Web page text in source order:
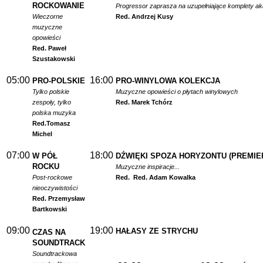
ROCKOWANIE
Wieczorne
muzyczne
opowieści
Red. Paweł
Szustakowski
Progressor zaprasza na uzupełniające komplety
Red. Andrzej Kusy
05:00 PRO-POLSKIE
Tylko polskie
zespoły, tylko
polska muzyka
Red.Tomasz
Michel
16:00 PRO-WINYLOWA KOLEKCJA
Muzyczne opowieści o płytach winylowych
Red. Marek Tchórz
07:00 W PÓŁ
ROCKU
Post-rockowe
nieoczywistości
Red. Przemysław
Bartkowski
18:00 DŹWIĘKI SPOZA HORYZONTU
Muzyczne inspiracje...
Red. Red. Adam Kowalka
09:00 CZAS NA
SOUNDTRACK
Soundtrackowa
19:00 HAŁASY ZE STRYCHU